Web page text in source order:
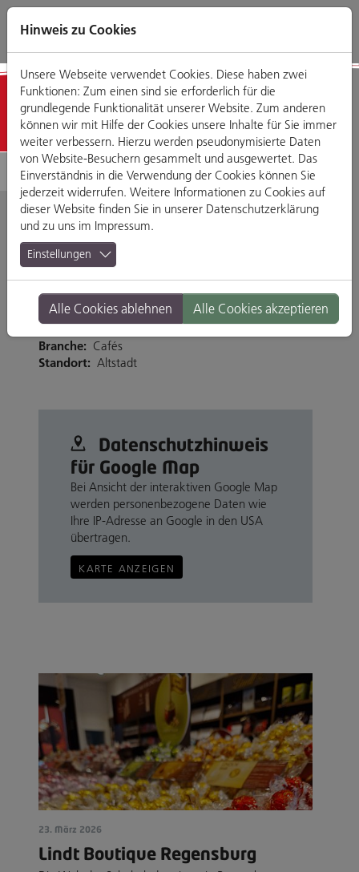
Direkt
zum
Zum
Hauptmenü
Zum
Footermenü
Zur
Website-
Detailansicht
EnchanTee
Frauenbergl 2, 93047 Regensburg
Tel. 01794402067
https://enchan-tee.com/#/
Branche: Cafés
Standort: Altstadt
Datenschutz­hinweis
für Google Map
Bei Ansicht der interaktiven Google Map
werden personenbezogene Daten wie
Ihre IP-Adresse an Google in den USA
übertragen.
KARTE ANZEIGEN
23. März 2026
Lindt Boutique Regensburg
Hinweis zu Cookies
Unsere Webseite verwendet Cookies. Diese haben zwei
Funktionen: Zum einen sind sie erforderlich für die
grundlegende Funktionalität unserer Website. Zum anderen
können wir mit Hilfe der Cookies unsere Inhalte für Sie immer
weiter verbessern. Hierzu werden pseudonymisierte Daten
von Website-Besuchern gesammelt und ausgewertet. Das
Einverständnis in die Verwendung der Cookies können Sie
jederzeit widerrufen. Weitere Informationen zu Cookies auf
dieser Website finden Sie in unserer Datenschutzerklärung
und zu uns im Impressum.
Einstellungen
Alle Cookies ablehnen Alle Cookies akzeptieren